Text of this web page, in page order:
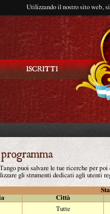
Utilizzando il nostro sito web,
puoi salvare le tue ricerche per
gli strumenti dedicati agli utenti
Città
Tutte